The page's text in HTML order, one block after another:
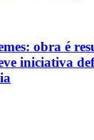
obra é
iniciativa